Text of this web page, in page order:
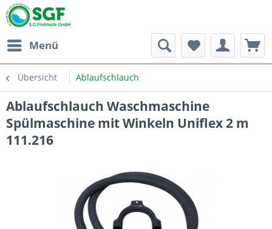
Menü
Übersicht Ablaufschlauch
Ablaufschlauch Waschmaschine
Spülmaschine mit Winkeln Uniflex 2 m
111.216